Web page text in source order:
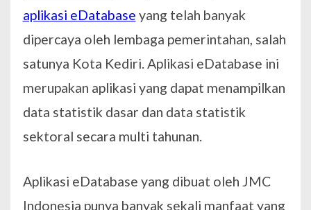
aplikasi eDatabase yang telah banyak
dipercaya oleh lembaga pemerintahan, salah
satunya Kota Kediri. Aplikasi eDatabase ini
merupakan aplikasi yang dapat menampilkan
data statistik dasar dan data statistik
sektoral secara multi tahunan.
Aplikasi eDatabase yang dibuat oleh JMC
Indonesia punya banyak sekali manfaat yang